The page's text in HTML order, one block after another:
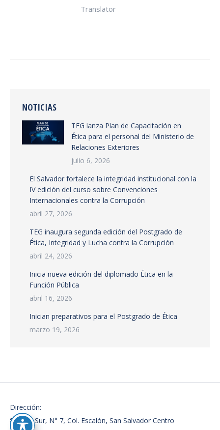
Translator
NOTICIAS
TEG lanza Plan de Capacitación en
Ética para el personal del Ministerio de
Relaciones Exteriores
julio 6, 2026
El Salvador fortalece la integridad institucional con la
IV edición del curso sobre Convenciones
Internacionales contra la Corrupción
abril 27, 2026
TEG inaugura segunda edición del Postgrado de
Ética, Integridad y Lucha contra la Corrupción
abril 24, 2026
Inicia nueva edición del diplomado Ética en la
Función Pública
abril 16, 2026
Inician preparativos para el Postgrado de Ética
marzo 19, 2026
Dirección:
87 Ave. Sur, N° 7, Col. Escalón, San Salvador Centro